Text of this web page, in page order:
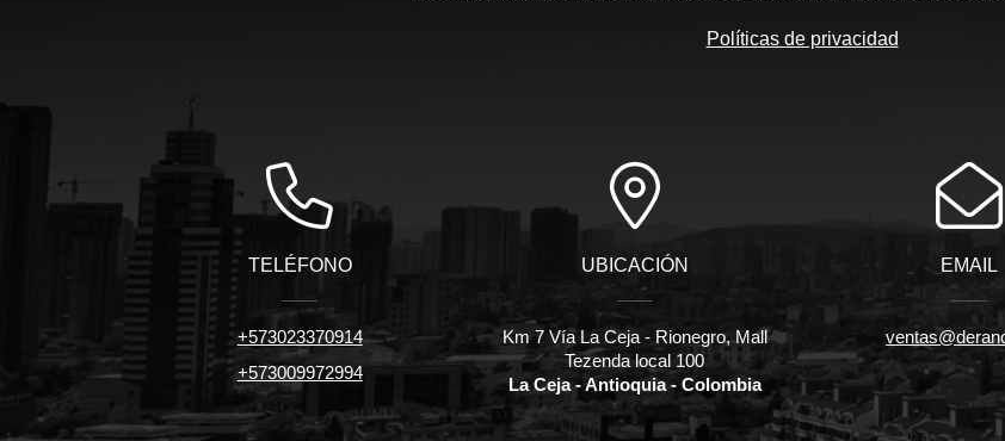
Políticas de privacidad
TELÉFONO
+573023370914
+573009972994
UBICACIÓN
Km 7 Vía La Ceja - Rionegro, Mall
Tezenda local 100
La Ceja - Antioquia - Colombia
EMAIL